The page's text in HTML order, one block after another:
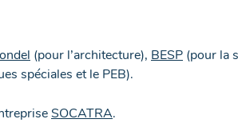
(pour l’architecture), BESP (pour la
spéciales et le PEB).
SOCATRA.